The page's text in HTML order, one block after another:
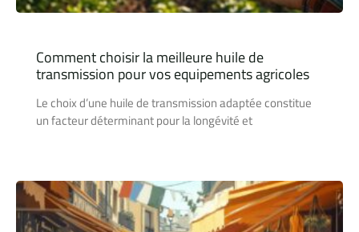
Comment choisir la meilleure huile de
transmission pour vos equipements agricoles
Le choix d’une huile de transmission adaptée constitue
un facteur déterminant pour la longévité et